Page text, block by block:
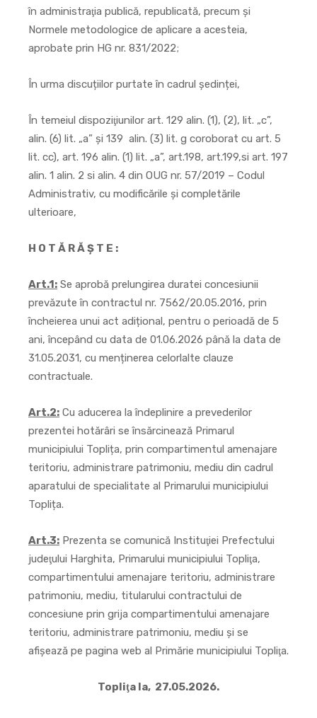
în administraţia publică, republicată, precum și
Normele metodologice de aplicare a acesteia,
aprobate prin HG nr. 831/2022;
În urma discuțiilor purtate în cadrul ședinței,
În temeiul dispoziţiunilor art. 129 alin. (1), (2), lit. „c”,
alin. (6) lit. „a” şi 139 alin. (3) lit. g coroborat cu art. 5
lit. cc), art. 196 alin. (1) lit. „a”, art.198, art.199,si art. 197
alin. 1 alin. 2 si alin. 4 din OUG nr. 57/2019 – Codul
Administrativ, cu modificările și completările
ulterioare,
H O T Ă R Ă Ş T E :
Art.1: Se aprobă prelungirea duratei concesiunii
prevăzute în contractul nr. 7562/20.05.2016, prin
încheierea unui act adițional, pentru o perioadă de 5
ani, începând cu data de 01.06.2026 până la data de
31.05.2031, cu menținerea celorlalte clauze
contractuale.
Art.2: Cu aducerea la îndeplinire a prevederilor
prezentei hotărâri se însărcinează Primarul
municipiului Toplița, prin compartimentul amenajare
teritoriu, administrare patrimoniu, mediu din cadrul
aparatului de specialitate al Primarului municipiului
Toplița.
Art.3: Prezenta se comunică Instituţiei Prefectului
judeţului Harghita, Primarului municipiului Topliţa,
compartimentului amenajare teritoriu, administrare
patrimoniu, mediu, titularului contractului de
concesiune prin grija compartimentului amenajare
teritoriu, administrare patrimoniu, mediu şi se
afişează pe pagina web al Primărie municipiului Topliţa.
Topliţa la, 27.05.2026.